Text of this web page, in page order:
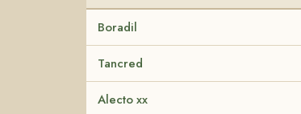
Boradil
Tancred
Alecto xx